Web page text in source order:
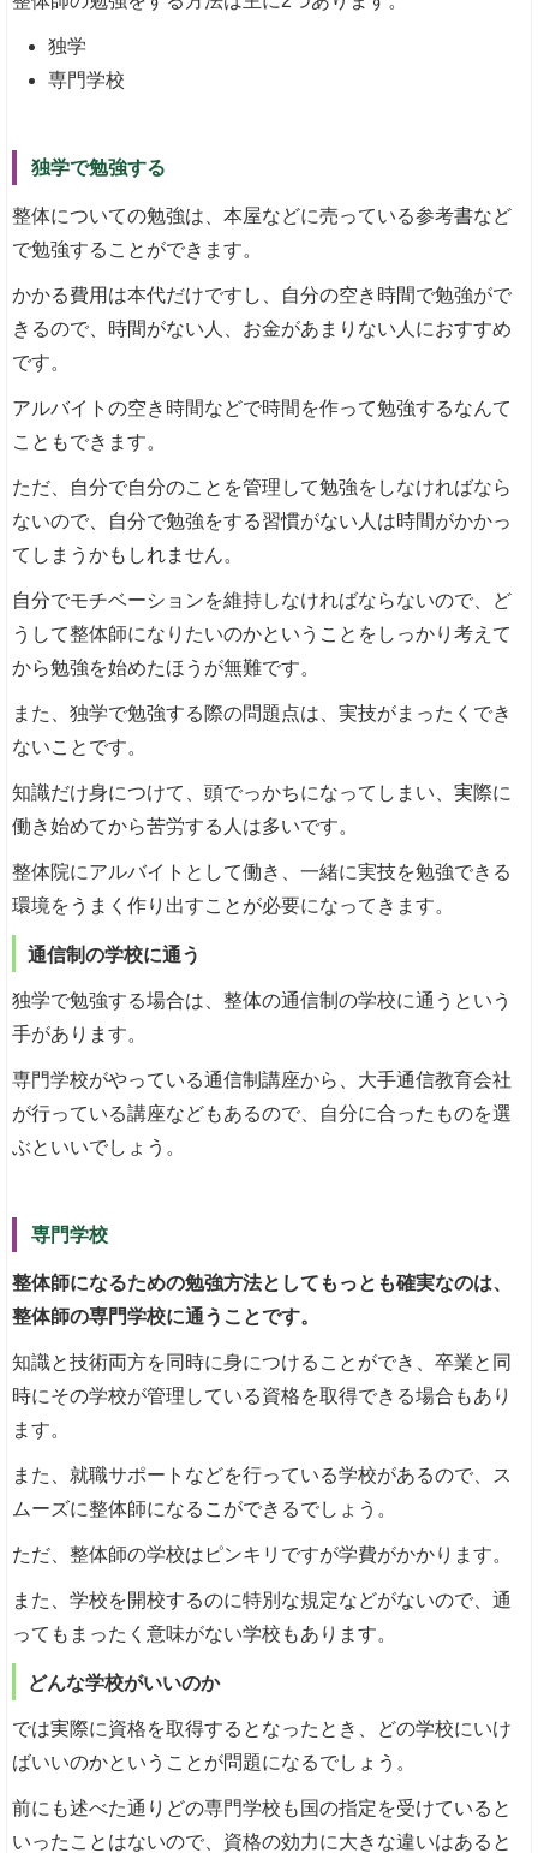
独学
専門学校
独学で勉強する
整体についての勉強は、本屋などに売っている参考書など
で勉強することができます。
かかる費用は本代だけですし、自分の空き時間で勉強がで
きるので、時間がない人、お金があまりない人におすすめ
です。
アルバイトの空き時間などで時間を作って勉強するなんて
こともできます。
ただ、自分で自分のことを管理して勉強をしなければなら
ないので、自分で勉強をする習慣がない人は時間がかかっ
てしまうかもしれません。
自分でモチベーションを維持しなければならないので、ど
うして整体師になりたいのかということをしっかり考えて
から勉強を始めたほうが無難です。
また、独学で勉強する際の問題点は、実技がまったくでき
ないことです。
知識だけ身につけて、頭でっかちになってしまい、実際に
働き始めてから苦労する人は多いです。
整体院にアルバイトとして働き、一緒に実技を勉強できる
環境をうまく作り出すことが必要になってきます。
通信制の学校に通う
独学で勉強する場合は、整体の通信制の学校に通うという
手があります。
専門学校がやっている通信制講座から、大手通信教育会社
が行っている講座などもあるので、自分に合ったものを選
ぶといいでしょう。
専門学校
整体師になるための勉強方法としてもっとも確実なのは、
整体師の専門学校に通うことです。
知識と技術両方を同時に身につけることができ、卒業と同
時にその学校が管理している資格を取得できる場合もあり
ます。
また、就職サポートなどを行っている学校があるので、ス
ムーズに整体師になるこができるでしょう。
ただ、整体師の学校はピンキリですが学費がかかります。
また、学校を開校するのに特別な規定などがないので、通
ってもまったく意味がない学校もあります。
どんな学校がいいのか
では実際に資格を取得するとなったとき、どの学校にいけ
ばいいのかということが問題になるでしょう。
前にも述べた通りどの専門学校も国の指定を受けていると
いったことはないので、資格の効力に大きな違いはあると